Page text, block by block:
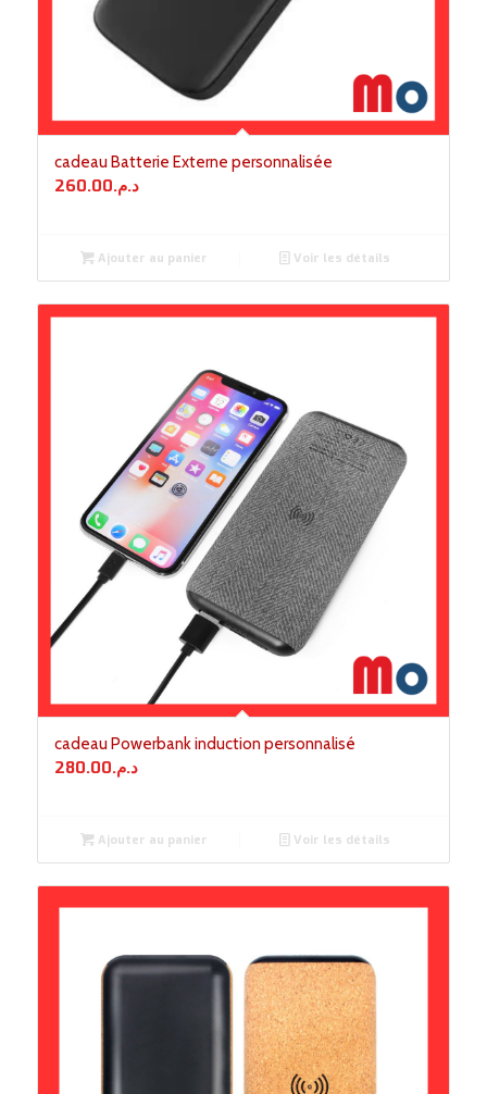
cadeau Batterie Externe personnalisée
د.م.260.00
Ajouter au panier Voir les détails
cadeau Powerbank induction personnalisé
د.م.280.00
Ajouter au panier Voir les détails